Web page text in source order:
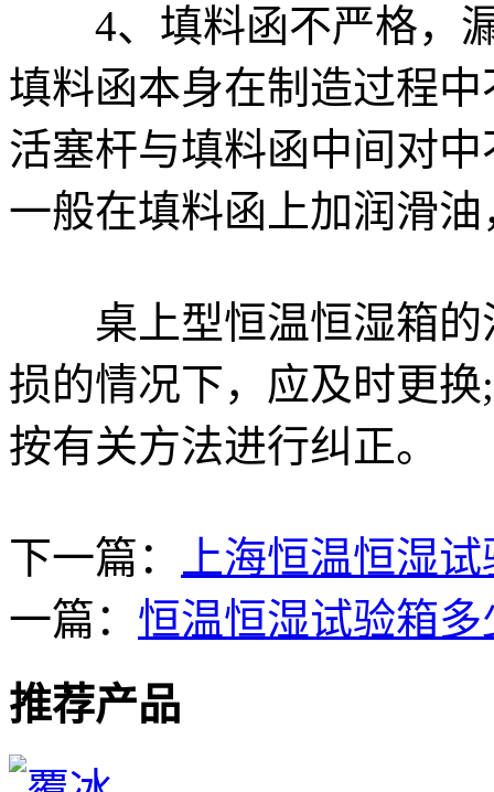
4、填料函不严格，漏
填料函本身在制造过程
活塞杆与填料函中间对
一般在填料函上加润滑
桌上型恒温恒湿箱的
损的情况下，应及时更
按有关方法进行纠正。
下一篇：
上海恒温恒湿
一篇： 恒温恒湿试验箱
推荐产品